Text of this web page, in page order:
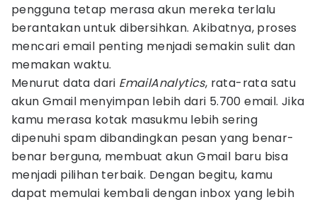
pengguna tetap merasa akun mereka terlalu
berantakan untuk dibersihkan. Akibatnya, proses
mencari email penting menjadi semakin sulit dan
memakan waktu.
Menurut data dari EmailAnalytics, rata-rata satu
akun Gmail menyimpan lebih dari 5.700 email. Jika
kamu merasa kotak masukmu lebih sering
dipenuhi spam dibandingkan pesan yang benar-
benar berguna, membuat akun Gmail baru bisa
menjadi pilihan terbaik. Dengan begitu, kamu
dapat memulai kembali dengan inbox yang lebih